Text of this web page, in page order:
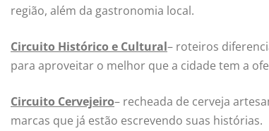
região, além da gastronomia local.
Circuito Histórico e Cultural– roteiros
para aproveitar o melhor que a cidade tem a
Circuito Cervejeiro– recheada de cerveja
marcas que já estão escrevendo suas histórias.